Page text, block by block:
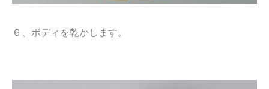
６、ボディを乾かします。